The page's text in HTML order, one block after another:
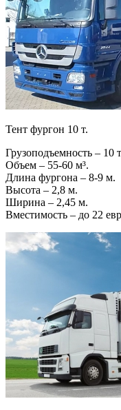
Тент фургон 10 т.
Грузоподъемность – 10
Объем – 55-60 м³.
Длина фургона – 8-9 м.
Высота – 2,8 м.
Ширина – 2,45 м.
Вместимость – до 22